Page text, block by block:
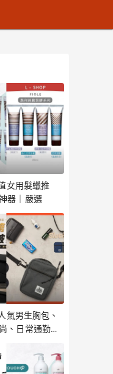
女用髮蠟推
器｜嚴選
氣男生胸包、
、日常通勤必